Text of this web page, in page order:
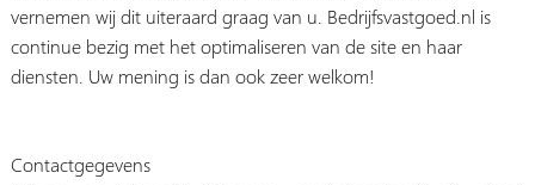
vernemen wij dit uiteraard graag van u. Bedrijfsvastgoed.nl is
continue bezig met het optimaliseren van de site en haar
diensten. Uw mening is dan ook zeer welkom!
Contactgegevens